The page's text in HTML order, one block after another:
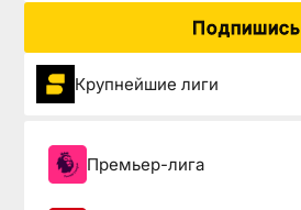
Подпишись
Крупнейшие лиги
Премьер-лига